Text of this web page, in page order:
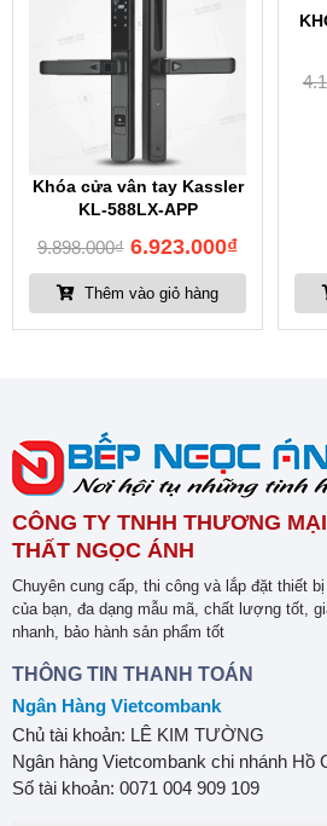
Khóa cửa vân tay Kassler
KL-588LX-APP
9.898.000₫ 6.923.000₫
Thêm vào giỏ hàng
CÔNG TY TNHH THƯƠNG
THẤT NGỌC ÁNH
Chuyên cung cấp, thi công và lắp đặt thiết
của bạn, đa dạng mẫu mã, chất lượng tốt,
nhanh, bảo hành sản phẩm tốt
THÔNG TIN THANH TOÁN
Ngân Hàng Vietcombank
Chủ tài khoản: LÊ KIM TƯỜNG
Ngân hàng Vietcombank chi nhánh Hồ
Số tài khoản: 0071 004 909 109